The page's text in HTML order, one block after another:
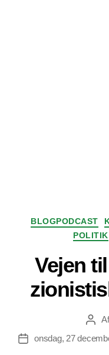
BLOGPODCAST
POLITIK
Vejen
Indlægsdato
onsdag, 27